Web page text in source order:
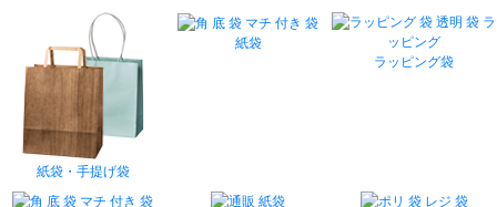
紙袋・手提げ袋
紙袋
ラッピング袋